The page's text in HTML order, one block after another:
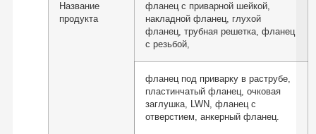
Название
продукта
фланец с приварной шейкой,
накладной фланец, глухой
фланец, трубная решетка, фланец
с резьбой,
фланец под приварку в раструбе,
пластинчатый фланец, очковая
заглушка, LWN, фланец с
отверстием, анкерный фланец.